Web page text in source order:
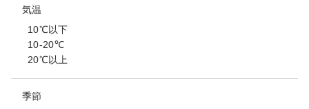
気温
10℃以下
10-20℃
20℃以上
季節